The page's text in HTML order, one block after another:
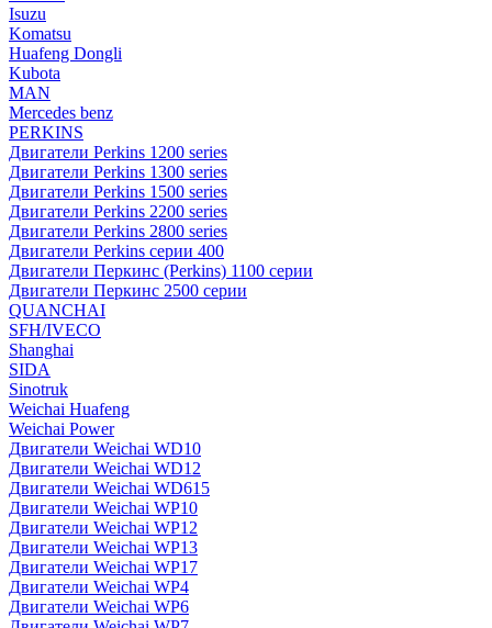
Isuzu
Komatsu
Huafeng Dongli
Kubota
MAN
Mercedes benz
PERKINS
Двигатели Perkins 1200 series
Двигатели Perkins 1300 series
Двигатели Perkins 1500 series
Двигатели Perkins 2200 series
Двигатели Perkins 2800 series
Двигатели Perkins серии 400
Двигатели Перкинс (Perkins) 1100 серии
Двигатели Перкинс 2500 серии
QUANCHAI
SFH/IVECO
Shanghai
SIDA
Sinotruk
Weichai Huafeng
Weichai Power
Двигатели Weichai WD10
Двигатели Weichai WD12
Двигатели Weichai WD615
Двигатели Weichai WP10
Двигатели Weichai WP12
Двигатели Weichai WP13
Двигатели Weichai WP17
Двигатели Weichai WP4
Двигатели Weichai WP6